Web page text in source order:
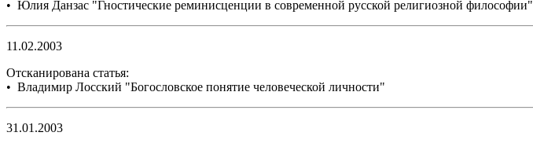
• Юлия Данзас "Гностические реминисценции в современной русской религиозной философии"
11.02.2003
Отсканирована статья:
• Владимир Лосский "Богословское понятие человеческой личности"
31.01.2003